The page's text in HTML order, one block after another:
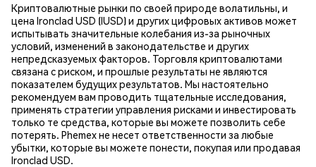
Криптовалютные рынки по своей природе волатильны, и
цена Ironclad USD (IUSD) и других цифровых активов может
испытывать значительные колебания из-за рыночных
условий, изменений в законодательстве и других
непредсказуемых факторов. Торговля криптовалютами
связана с риском, и прошлые результаты не являются
показателем будущих результатов. Мы настоятельно
рекомендуем вам проводить тщательные исследования,
применять стратегии управления рисками и инвестировать
только те средства, которые вы можете позволить себе
потерять. Phemex не несет ответственности за любые
убытки, которые вы можете понести, покупая или продавая
Ironclad USD.